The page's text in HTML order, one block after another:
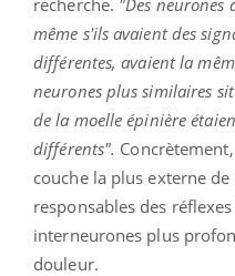
même s'ils avaient des
différentes, avaient la
neurones plus similaires
de la moelle épinière
différents".
couche la plus externe
responsables des
interneurones plus
douleur.